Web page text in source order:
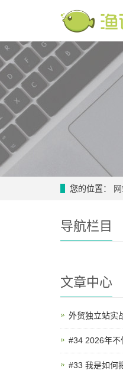
您的位置：
导航栏目
文章中心
外贸独立站实
#34 2026年不
#33 我是如何